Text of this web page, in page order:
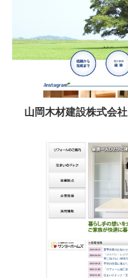
山岡木材建設株式会社